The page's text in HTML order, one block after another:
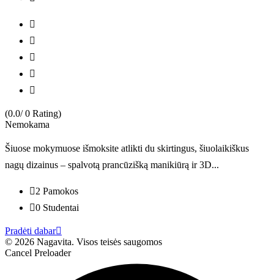
(0.0/ 0 Rating)
Nemokama
Šiuose mokymuose išmoksite atlikti du skirtingus, šiuolaikiškus
nagų dizainus – spalvotą prancūzišką manikiūrą ir 3D...
2 Pamokos
0 Studentai
Pradėti dabar
© 2026 Nagavita. Visos teisės saugomos
Cancel Preloader